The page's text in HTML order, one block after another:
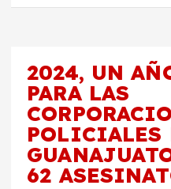
2024, UN
PARA LAS
POLICIALES
62